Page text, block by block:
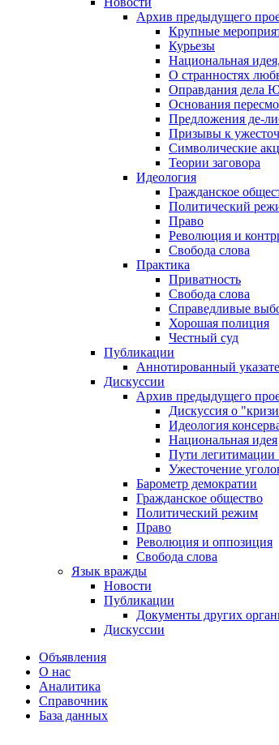
Архив предыдущего
Крупные
Курьезы
Национальная
О странностях
Оправдания дела
Основания
Предложения де-
Призывы к
Символические
Теории заговора
Идеология
Гражданское
Политический
Право
Революция и
Свобода слова
Практика
Приватность
Свобода слова
Справедливые
Хорошая полиция
Честный суд
Публикации
Аннотированный
Дискуссии
Архив предыдущего
Дискуссия о
Идеология
Национальная идея
Пути легитимации
Ужесточение
Барометр демократии
Гражданское общество
Политический режим
Право
Революция и оппозиция
Свобода слова
Язык вражды
Новости
Публикации
Документы других
Дискуссии
Объявления
О нас
Аналитика
Справочник
База данных